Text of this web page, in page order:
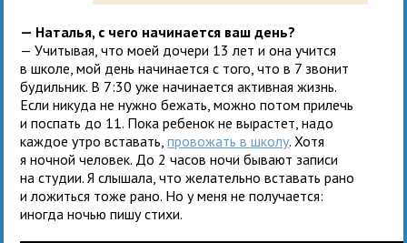
— Наталья, с чего начинается ваш день?
— Учитывая, что моей дочери 13 лет и она учится
в школе, мой день начинается с того, что в 7 звонит
будильник. В 7:30 уже начинается активная жизнь.
Если никуда не нужно бежать, можно потом прилечь
и поспать до 11. Пока ребенок не вырастет, надо
каждое утро вставать,провожать в школу. Хотя
я ночной человек. До 2 часов ночи бывают записи
на студии. Я слышала, что желательно вставать рано
и ложиться тоже рано. Но у меня не получается:
иногда ночью пишу стихи.